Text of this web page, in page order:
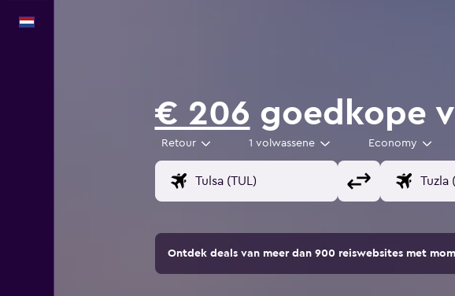
€ 206 goedkope
Retour 1 volwassene Economy
Ontdek deals van meer dan 900 reiswebsites met